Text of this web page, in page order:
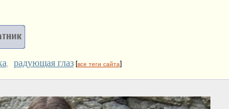
, радующая глаз[все теги сайта]